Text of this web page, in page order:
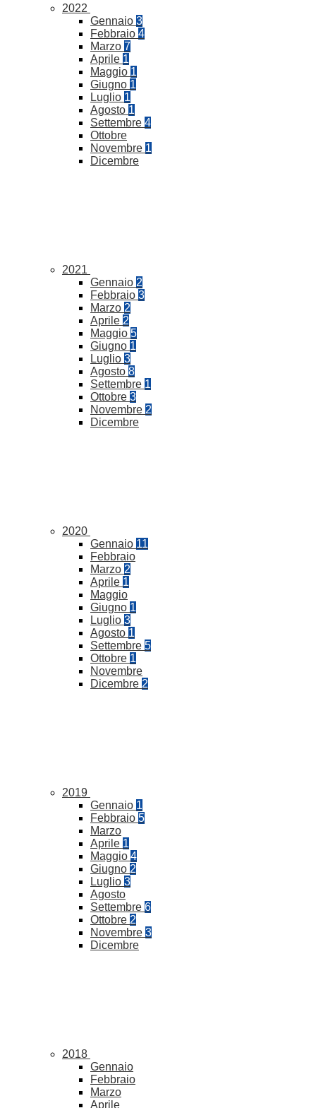
2022
Gennaio 3
Febbraio 4
Marzo 7
Aprile 1
Maggio 1
Giugno 1
Luglio 1
Agosto 1
Settembre 4
Ottobre
Novembre 1
Dicembre
2021
Gennaio 2
Febbraio 3
Marzo 2
Aprile 2
Maggio 5
Giugno 1
Luglio 3
Agosto 8
Settembre 1
Ottobre 3
Novembre 2
Dicembre
2020
Gennaio 11
Febbraio
Marzo 2
Aprile 1
Maggio
Giugno 1
Luglio 3
Agosto 1
Settembre 5
Ottobre 1
Novembre
Dicembre 2
2019
Gennaio 1
Febbraio 5
Marzo
Aprile 1
Maggio 4
Giugno 2
Luglio 3
Agosto
Settembre 6
Ottobre 2
Novembre 3
Dicembre
2018
Gennaio
Febbraio
Marzo
Aprile